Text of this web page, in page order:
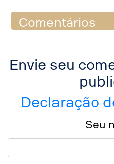
Comentários
Envie seu
Declaração
Seu